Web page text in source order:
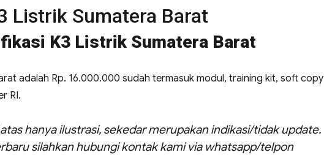
Listrik Sumatera Barat
K3 Listrik Sumatera Barat
adalah Rp. 16.000.000 sudah termasuk modul, training kit, soft copy
RI.
atas hanya ilustrasi, sekedar merupakan indikasi/tidak update.
silahkan hubungi kontak kami via whatsapp/telpon